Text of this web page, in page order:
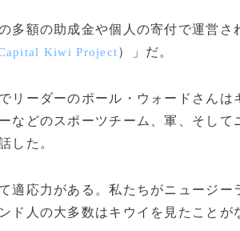
多額の助成金や個人の寄付で運営さ
Kiwi Project）」だ。
リーダーのポール・ウォードさんは
などのスポーツチーム、軍、そし
した。
適応力がある。私たちがニュージ
ド人の大多数はキウイを見たことが